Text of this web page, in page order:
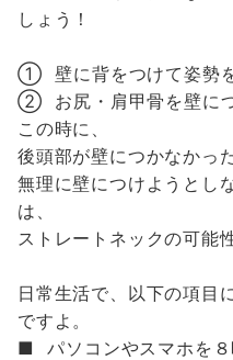
しょう！
① 壁に背をつけて姿勢を
② お尻・肩甲骨を壁につ
この時に、
後頭部が壁につかなかった
無理に壁につけようとし
は、
ストレートネックの可能
日常生活で、以下の項目
ですよ。
■ パソコンやスマホを８